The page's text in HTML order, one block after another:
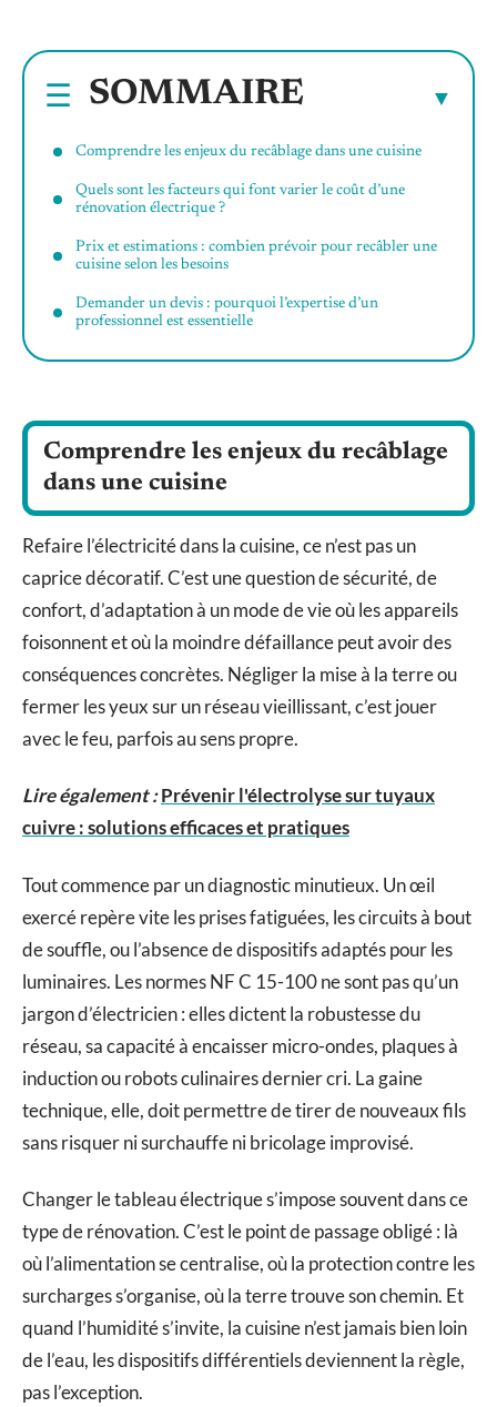
SOMMAIRE
Comprendre les enjeux du recâblage dans une cuisine
Quels sont les facteurs qui font varier le coût d’une
rénovation électrique ?
Prix et estimations : combien prévoir pour recâbler une
cuisine selon les besoins
Demander un devis : pourquoi l’expertise d’un
professionnel est essentielle
Comprendre les enjeux du recâblage
dans une cuisine
Refaire l’électricité dans la cuisine, ce n’est pas un
caprice décoratif. C’est une question de sécurité, de
confort, d’adaptation à un mode de vie où les appareils
foisonnent et où la moindre défaillance peut avoir des
conséquences concrètes. Négliger la mise à la terre ou
fermer les yeux sur un réseau vieillissant, c’est jouer
avec le feu, parfois au sens propre.
Lire également :Prévenir l'électrolyse sur tuyaux
cuivre : solutions efficaces et pratiques
Tout commence par un diagnostic minutieux. Un œil
exercé repère vite les prises fatiguées, les circuits à bout
de souffle, ou l’absence de dispositifs adaptés pour les
luminaires. Les normes NF C 15-100 ne sont pas qu’un
jargon d’électricien : elles dictent la robustesse du
réseau, sa capacité à encaisser micro-ondes, plaques à
induction ou robots culinaires dernier cri. La gaine
technique, elle, doit permettre de tirer de nouveaux fils
sans risquer ni surchauffe ni bricolage improvisé.
Changer le tableau électrique s’impose souvent dans ce
type de rénovation. C’est le point de passage obligé : là
où l’alimentation se centralise, où la protection contre les
surcharges s’organise, où la terre trouve son chemin. Et
quand l’humidité s’invite, la cuisine n’est jamais bien loin
de l’eau, les dispositifs différentiels deviennent la règle,
pas l’exception.